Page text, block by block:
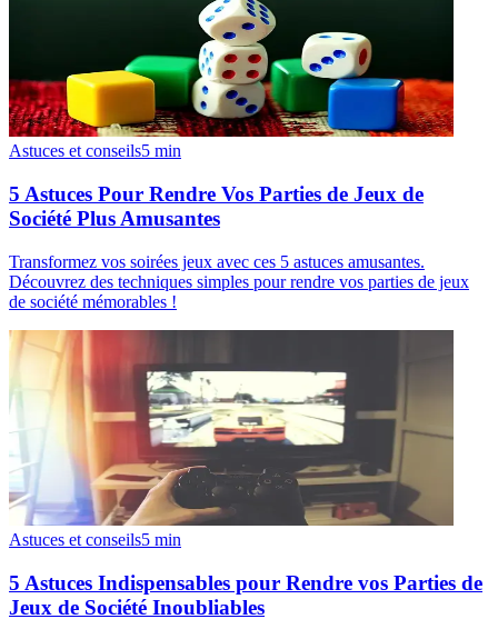
Astuces et conseils5 min
5 Astuces Pour Rendre Vos Parties de Jeux de
Société Plus Amusantes
Transformez vos soirées jeux avec ces 5 astuces amusantes.
Découvrez des techniques simples pour rendre vos parties de jeux
de société mémorables !
Astuces et conseils5 min
5 Astuces Indispensables pour Rendre vos Parties de
Jeux de Société Inoubliables